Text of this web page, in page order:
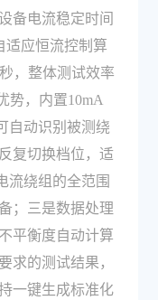
备电流稳定时间
适应恒流控制算
，整体测试效率
势，内置10mA
自动识别被测绕
复切换档位，适
流绕组的全范围
；三是数据处理
平衡度自动计算
求的测试结果，
一键生成标准化